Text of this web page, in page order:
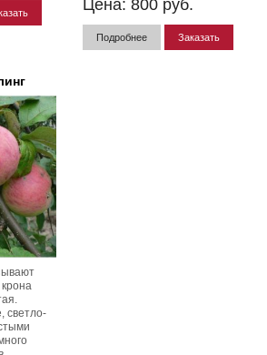
Цена: 800 руб.
Подробнее Заказать
светло-